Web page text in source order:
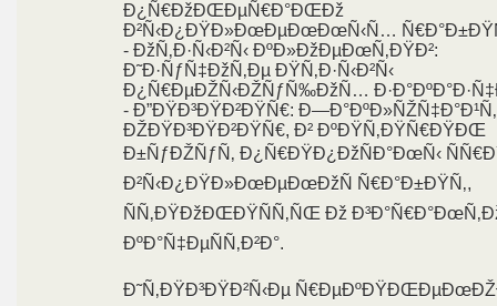
Ð¿Ñ€ÐžÐŒÐµÑ€Ð°ÐŒÐž
Ð²Ñ‹Ð¿ÐŸÐ»ÐœÐµÐœÐœÑ‹Ñ…
- ÐžÑ‚Ð·Ñ‹Ð²Ñ‹ ÐºÐ»ÐžÐµÐœÑ‚ÐŸÐ²:
Ð˜Ð·ÑƒÑ‡ÐžÑ‚Ðµ ÐŸÑ‚Ð·Ñ‹Ð²Ñ‹
Ð¿Ñ€ÐµÐŽÑ‹ÐŽÑƒÑ‰ÐžÑ…
- Ð”ÐŸÐ³ÐŸÐ²ÐŸÑ€:
ÐŽÐŸÐ³ÐŸÐ²ÐŸÑ€, Ð² ÐºÐŸÑ‚ÐŸÑ€ÐŸÐŒ
Ð±ÑƒÐŽÑƒÑ‚ Ð¿Ñ€ÐŸÐ¿ÐžÑÐ°ÐœÑ‹
Ð²Ñ‹Ð¿ÐŸÐ»ÐœÐµÐœÐžÑ Ñ€Ð°Ð±ÐŸÑ‚,
ÑÑ‚ÐŸÐžÐŒÐŸÑÑ‚ÑŒ Ðž
ÐºÐ°Ñ‡ÐµÑÑ‚Ð²Ð°.
Ð˜Ñ‚ÐŸÐ³ÐŸÐ²Ñ‹Ðµ